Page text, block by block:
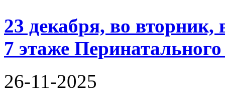
23 декабря, во вторник,
7 этаже
26-11-2025